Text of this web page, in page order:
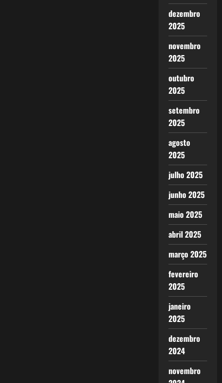
dezembro
2025
novembro
2025
outubro
2025
setembro
2025
agosto
2025
julho 2025
junho 2025
maio 2025
abril 2025
março 2025
fevereiro
2025
janeiro
2025
dezembro
2024
novembro